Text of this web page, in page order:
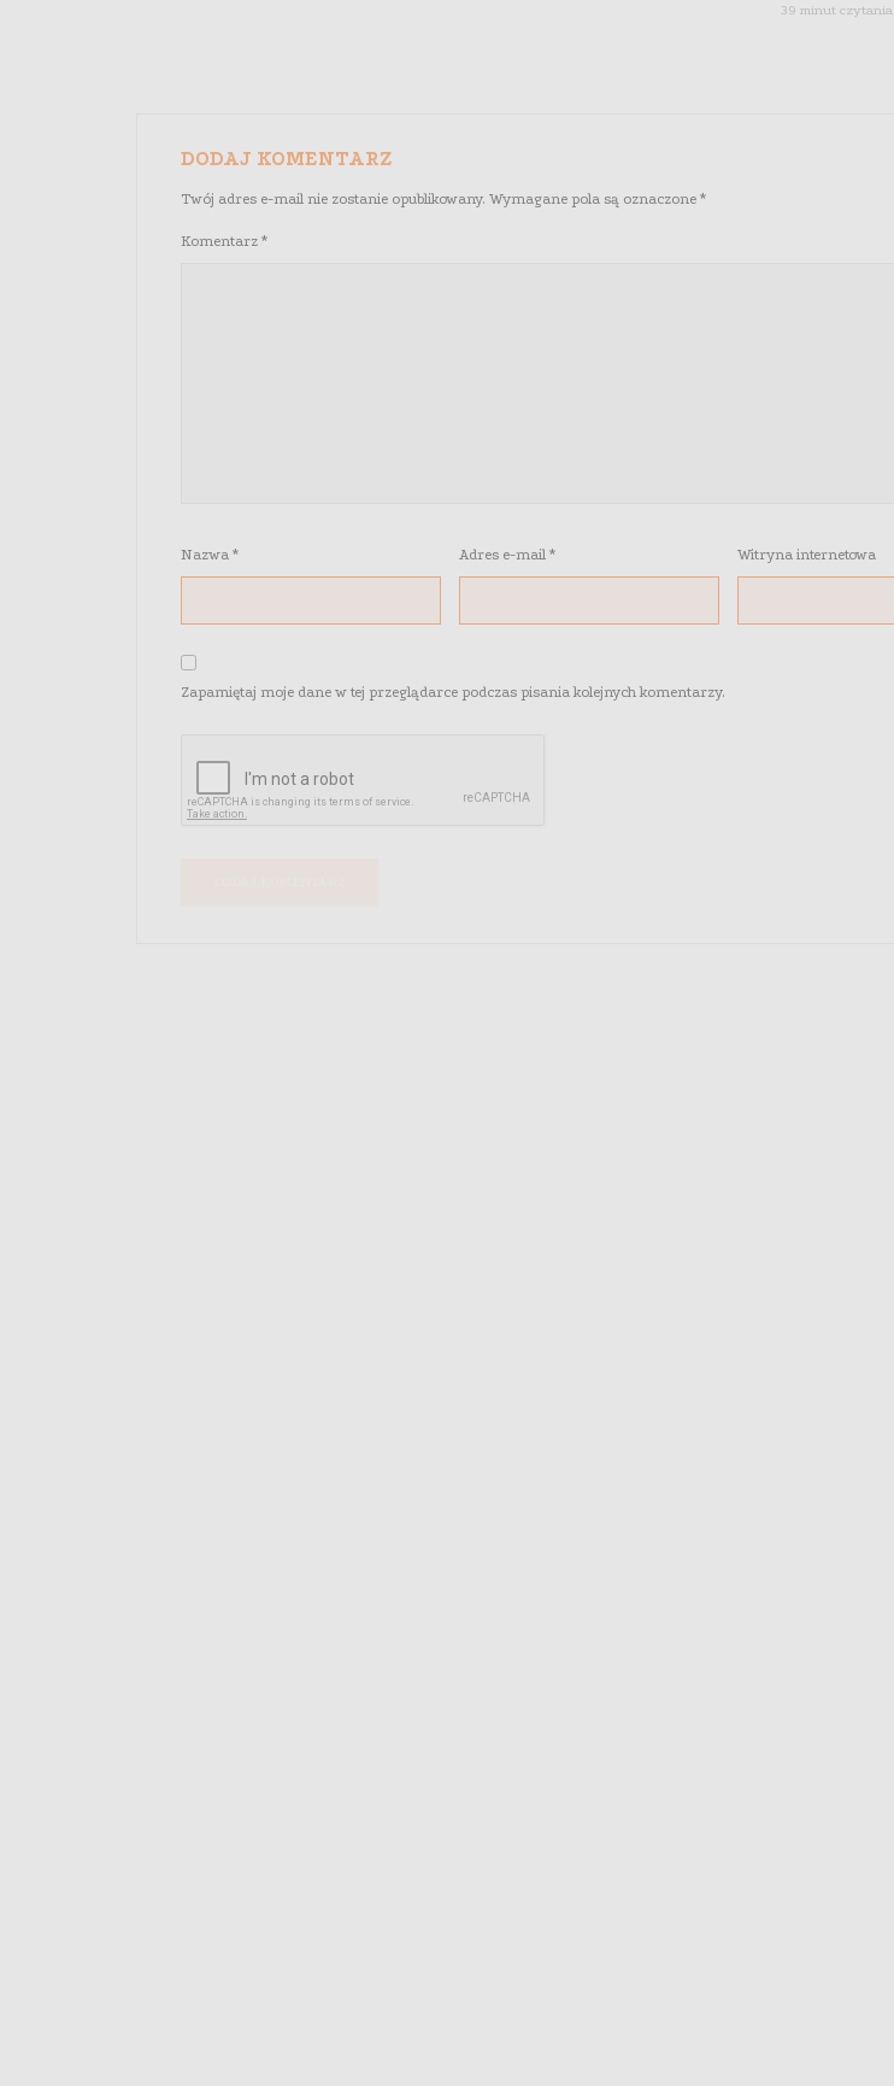
39 minut czytania
DODAJ KOMENTARZ
Twój adres e-mail nie zostanie opublikowany. Wymagane pola są oznaczone *
Komentarz *
Nazwa * Adres e-mail * Witryna internetowa
Zapamiętaj moje dane w tej przeglądarce podczas pisania kolejnych komentarzy.